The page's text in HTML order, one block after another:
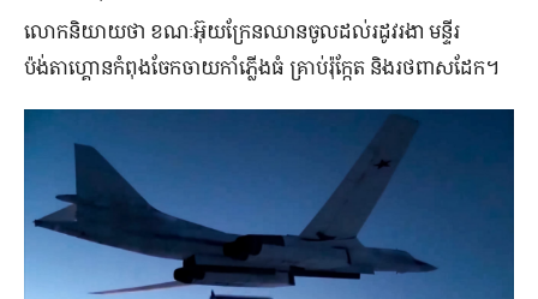
លោកនិយាយ​ថា ខណៈ​អ៊ុយក្រែន​ឈាន​ចូល​ដល់​រដូវរងា មន្ទីរ​
ប៉ង់តាហ្គោន​កំពុង​ចែកចាយ​កាំភ្លើង​ធំ គ្រាប់​រ៉ុក្កែត និង​រថពាសដែក។